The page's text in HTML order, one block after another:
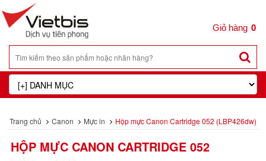
0
Trang chủ Canon Mực in Hộp mực Canon Cartridge 052 (LBP426dw)
HỘP MỰC CANON CARTRIDGE 052